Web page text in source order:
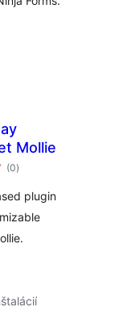
Mollie
(0celkové
hodnotenie
)
plugin